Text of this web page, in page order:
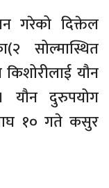
गरेको दिक्तेल
सोल्मास्थित
यौन
यौन दुरुपयोग
१० गते कसुर